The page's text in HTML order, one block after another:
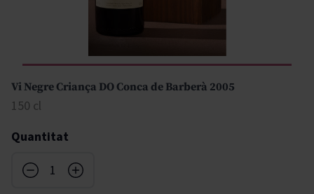
Vi Negre Criança DO Conca de Barberà 2005
150 cl
Quantitat